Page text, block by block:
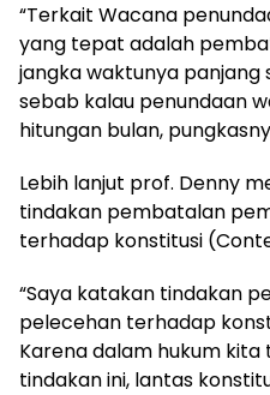
“Terkait Wacana
yang tepat adalah
jangka waktunya
sebab kalau penundaan
hitungan bulan,
Lebih lanjut prof. Denny
tindakan pembatalan
terhadap konstitusi
“Saya katakan tindakan
pelecehan terhadap
Karena dalam hukum
tindakan ini, lantas